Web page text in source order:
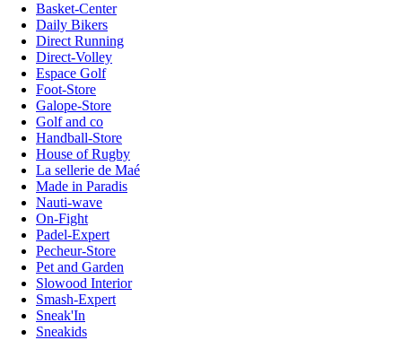
Basket-Center
Daily Bikers
Direct Running
Direct-Volley
Espace Golf
Foot-Store
Galope-Store
Golf and co
Handball-Store
House of Rugby
La sellerie de Maé
Made in Paradis
Nauti-wave
On-Fight
Padel-Expert
Pecheur-Store
Pet and Garden
Slowood Interior
Smash-Expert
Sneak'In
Sneakids